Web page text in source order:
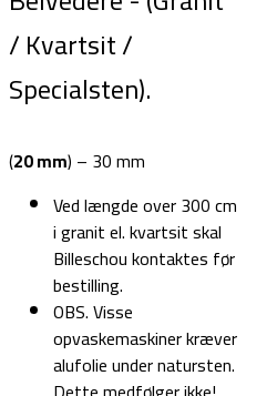
/ Kvartsit /
Specialsten).
(20 mm) – 30 mm
Ved længde over 300 cm
i granit el. kvartsit skal
Billeschou kontaktes før
bestilling.
OBS. Visse
opvaskemaskiner kræver
alufolie under natursten.